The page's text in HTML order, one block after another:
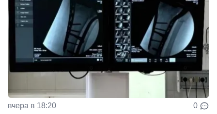
вчера в 18:20 0